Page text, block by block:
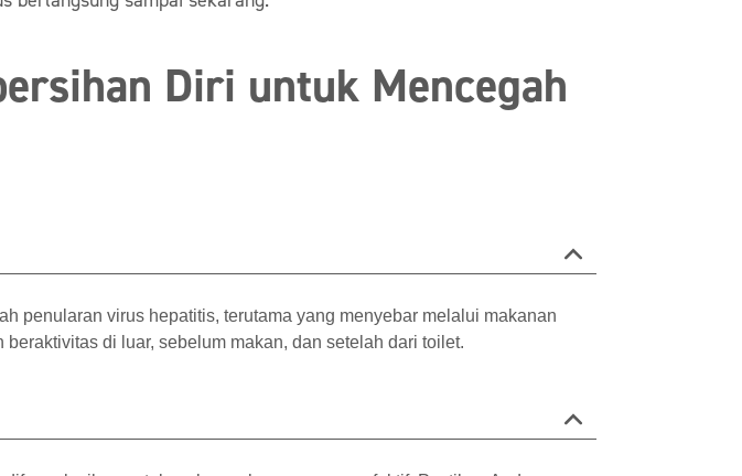
Diri untuk Mencegah
penularan virus hepatitis, terutama yang menyebar melalui makanan
di luar, sebelum makan, dan setelah dari toilet.